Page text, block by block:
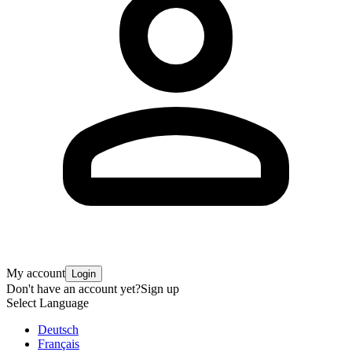
My account Login
Don't have an account yet?Sign up
Select Language
Deutsch
Français